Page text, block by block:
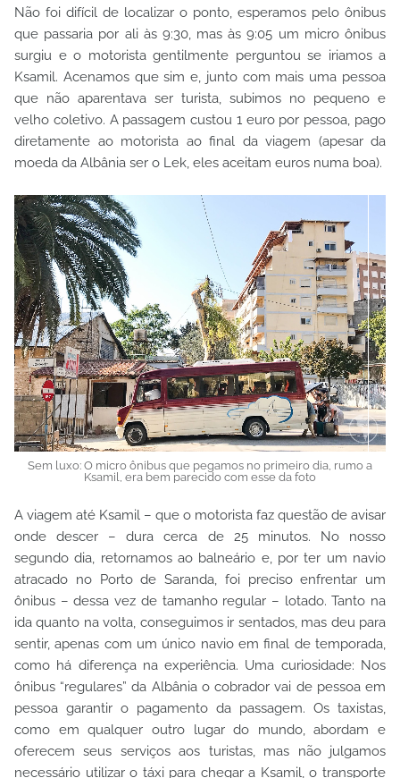
Não foi difícil de localizar o ponto, esperamos pelo ônibus
que passaria por ali às 9:30, mas às 9:05 um micro ônibus
surgiu e o motorista gentilmente perguntou se iriamos a
Ksamil. Acenamos que sim e, junto com mais uma pessoa
que não aparentava ser turista, subimos no pequeno e
velho coletivo. A passagem custou 1 euro por pessoa, pago
diretamente ao motorista ao final da viagem (apesar da
moeda da Albânia ser o Lek, eles aceitam euros numa boa).
Sem luxo: O micro ônibus que pegamos no primeiro dia, rumo a
Ksamil, era bem parecido com esse da foto
A viagem até Ksamil – que o motorista faz questão de avisar
onde descer – dura cerca de 25 minutos. No nosso
segundo dia, retornamos ao balneário e, por ter um navio
atracado no Porto de Saranda, foi preciso enfrentar um
ônibus – dessa vez de tamanho regular – lotado. Tanto na
ida quanto na volta, conseguimos ir sentados, mas deu para
sentir, apenas com um único navio em final de temporada,
como há diferença na experiência. Uma curiosidade: Nos
ônibus “regulares” da Albânia o cobrador vai de pessoa em
pessoa garantir o pagamento da passagem. Os taxistas,
como em qualquer outro lugar do mundo, abordam e
oferecem seus serviços aos turistas, mas não julgamos
necessário utilizar o táxi para chegar a Ksamil, o transporte